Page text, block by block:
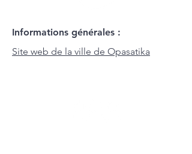
Informations générales :
Site web de la ville de Opasatika